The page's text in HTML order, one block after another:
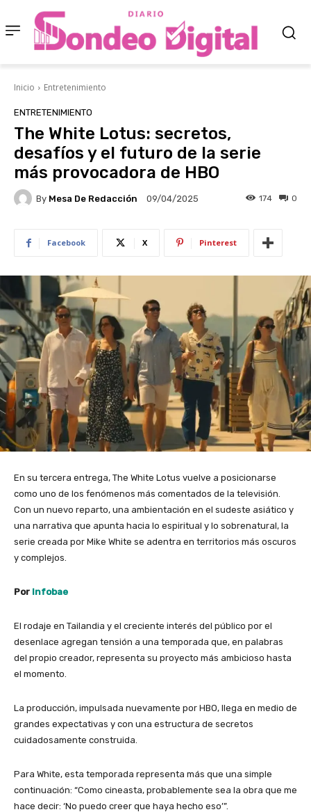
Inicio Entretenimiento
ENTRETENIMIENTO
The White Lotus: secretos,
desafíos y el futuro de la serie
más provocadora de HBO
By Mesa De Redacción 09/04/2025 0
174
Facebook X Pinterest
En su tercera entrega, The White Lotus vuelve a posicionarse
como uno de los fenómenos más comentados de la televisión.
Con un nuevo reparto, una ambientación en el sudeste asiático y
una narrativa que apunta hacia lo espiritual y lo sobrenatural, la
serie creada por Mike White se adentra en territorios más oscuros
y complejos.
Por Infobae
El rodaje en Tailandia y el creciente interés del público por el
desenlace agregan tensión a una temporada que, en palabras
del propio creador, representa su proyecto más ambicioso hasta
el momento.
La producción, impulsada nuevamente por HBO, llega en medio de
grandes expectativas y con una estructura de secretos
cuidadosamente construida.
Para White, esta temporada representa más que una simple
continuación: “Como cineasta, probablemente sea la obra que me
hace decir: ‘No puedo creer que haya hecho eso’”.